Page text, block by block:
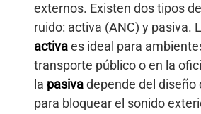
externos. Existen dos tipos
ruido: activa (ANC) y pasiva.
activaes ideal para
transporte público o en la
la pasivadepende del diseño
para bloquear el sonido